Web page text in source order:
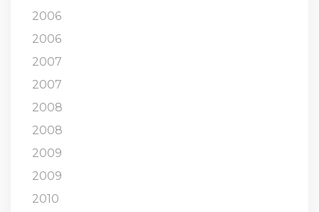
2006
2006
2007
2007
2008
2008
2009
2009
2010